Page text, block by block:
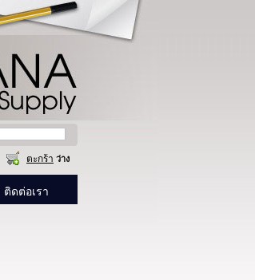
ตะกร้า ว่าง
ติดต่อเรา